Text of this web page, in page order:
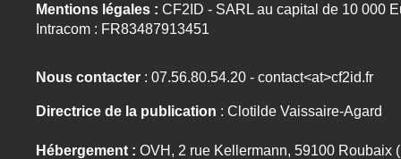
Mentions légales : CF2ID - SARL au capital de 10 000
Intracom : FR83487913451
Nous contacter : 07.56.80.54.20 - contact<at>cf2id.fr
Directrice de la publication : Clotilde Vaissaire-Agard
Hébergement : OVH, 2 rue Kellermann, 59100 Roubaix